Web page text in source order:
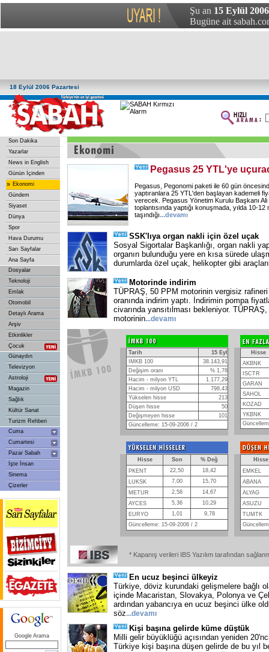
Şu an 15 Eylül
Bugüne ait
18 Eylül 2006 Pazartesi
Son Dakika
Yazarlar
News in English
Günün İçinden
» Ekonomi
Gündem
Siyaset
Dünya
Spor
Hava Durumu
Sarı Sayfalar
Ana Sayfa
Dosyalar
Teknoloji
Emlak
Otomobil
Detaylı Arama
Arşiv
Etkinlikler
Çocuk
Günaydın
Televizyon
Astroloji
Magazin
Sağlık
Kültür Sanat
Turizm Rehberi
Cuma
Cumartesi
Pazar Sabah
İşte İnsan
Sinema
Çizerler
Google Arama
Pegasus 25 YTL'ye
Pegasus, Pegonomi paketi ile 60 gün
yaptıranlara 25 YTL'den başlayan kademeli
verecek. Pegasus Yönetim Kurulu Başkanı Ali
toplantısında yaptığı konuşmada, yılda 10-
taşındığı...devamı
SSK'lıya organ nakli için özel uçak
Sosyal Sigortalar Başkanlığı, organ nakli
organın bulunduğu yere en kısa sürede
durumlarda özel uçak, helikopter gibi
Motorinde indirim
TÜPRAŞ, 50 PPM motorinin vergisiz
oranında indirim yaptı. İndirimin pompa
civarında yansıtılması bekleniyor.
motorinin...devamı
Tarih
15 Eyl
IMKB 100
38.143,91
Değişim oranı
% 1,78
Hacim - milyon YTL
1.177,29
Hacim - milyon USD
798,43
Yükselen hisse
213
Düşen hisse
50
Değişmeyen hisse
101
Güncelleme: 15-09-2006 / 2
Hisse
AKBNK
ISCTR
GARAN
SAHOL
KOZAD
YKBNK
Hisse Son
% Değ
PKENT
22,50
18,42
LUKSK
7,00
15,70
METUR
2,58
14,67
AYCES
5,36
10,29
EURYO
1,01
9,78
Güncelleme: 15-09-2006 / 2
Hisse
EMKEL
ABANA
ALYAG
ASUZU
TUMTK
* Kapanış verileri IBS Yazılım tarafından
En ucuz beşinci ülkeyiz
Türkiye, döviz kurundaki gelişmelere bağlı
içinde Macaristan, Slovakya, Polonya ve
ardından yabancıya en ucuz beşinci ülke
söz...devamı
Kişi başına gelirde küme düştük
Milli gelir büyüklüğü açısından yeniden
Türkiye kişi başına düşen gelirde de bu yıl